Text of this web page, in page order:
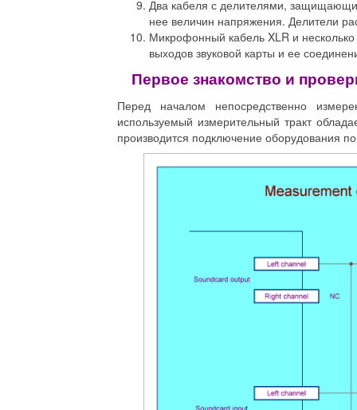
Два кабеля с делителями,
нее величин напряжения. Делители
Микрофонный кабель XLR и
выходов звуковой карты и ее
Первое знакомство и
Перед началом непосредственно
используемый измерительный тракт
производится подключение оборудования